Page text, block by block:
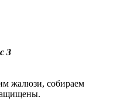
3
жалюзи, собираем